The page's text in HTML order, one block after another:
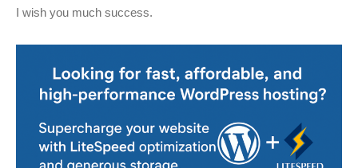
I wish you much success.